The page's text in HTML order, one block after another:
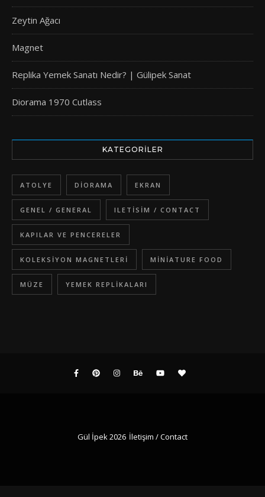
Zeytin Ağacı
Magnet
Replika Yemek Sanatı Nedir? | Gülipek Sanat
Diorama 1970 Cutlass
KATEGORILER
ATOLYE DIORAMA EKRAN
GENEL / GENERAL ILETISIM / CONTACT
KAPILAR VE PENCERELER
KOLEKSIYON MAGNETLERI MINIATURE FOOD
MÜZE YEMEK REPLIKALARI
Gül İpek 2026 İletişim / Contact